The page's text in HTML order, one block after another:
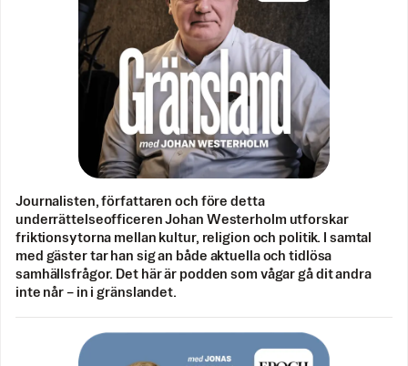
Journalisten, författaren och före detta
underrättelseofficeren Johan Westerholm utforskar
friktionsytorna mellan kultur, religion och politik. I samtal
med gäster tar han sig an både aktuella och tidlösa
samhällsfrågor. Det här är podden som vågar gå dit andra
inte når – in i gränslandet.